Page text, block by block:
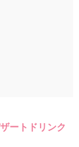
ートドリンク